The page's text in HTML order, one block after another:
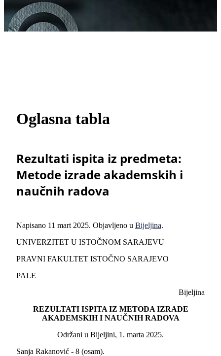
Oglasna tabla
Rezultati ispita iz predmeta:
Metode izrade akademskih i
naučnih radova
Napisano 11 mart 2025. Objavljeno u Bijeljina.
UNIVERZITET U ISTOČNOM SARAJEVU
PRAVNI FAKULTET ISTOČNO SARAJEVO
PALE
Bijeljina
REZULTATI ISPITA IZ METODA IZRADE
AKADEMSKIH I NAUČNIH RADOVA
Održani u Bijeljini, 1. marta 2025.
Sanja Rakanović - 8 (osam).